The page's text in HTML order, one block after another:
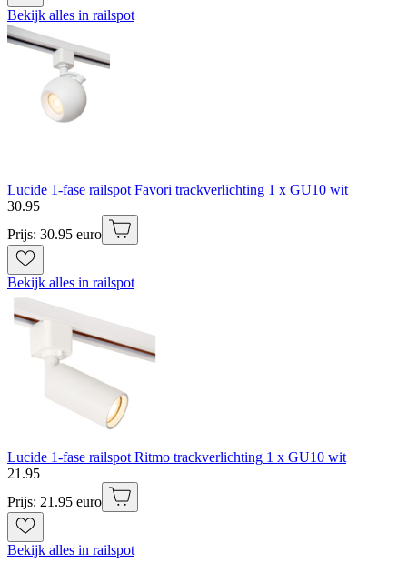
Bekijk alles in railspot
Lucide 1-fase railspot Favori trackverlichting 1 x GU10 wit
30.95
Prijs: 30.95 euro
Bekijk alles in railspot
Lucide 1-fase railspot Ritmo trackverlichting 1 x GU10 wit
21 .95
Prijs: 21.95 euro
Bekijk alles in railspot